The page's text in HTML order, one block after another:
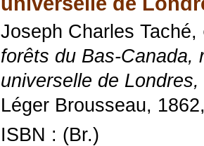
Joseph Charles Taché,
forêts du Bas-Canada,
universelle de
Léger Brousseau,
ISBN : (Br.)